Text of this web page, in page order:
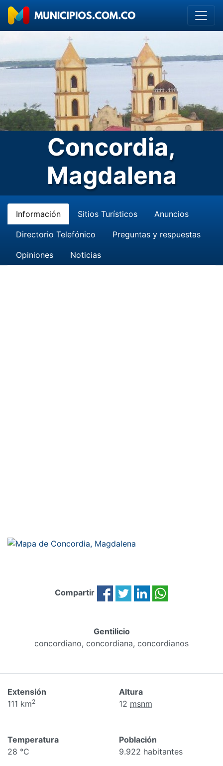
Concordia,
Magdalena
Información Sitios Turísticos Anuncios
Directorio Telefónico Preguntas y respuestas
Opiniones Noticias
Compartir
Gentilicio
concordiano, concordiana, concordianos
Extensión
111 km2
Altura
12 msnm
Temperatura
28 °C
Población
9.922 habitantes